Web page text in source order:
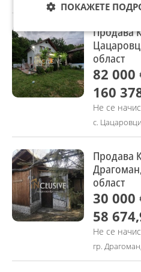
Продава
област
82 000
160
Не се
с.
Продава
област
30 000
58
Не се
гр.
ПОКАЖЕТЕ